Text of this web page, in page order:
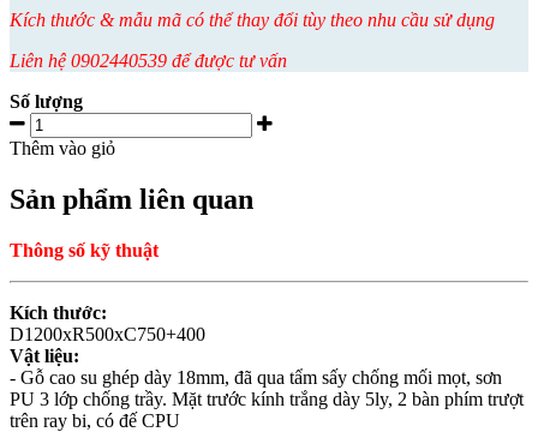
Kích thước & mẫu mã có thể thay đổi tùy theo nhu cầu sử dụng
Liên hệ 0902440539 để được tư vấn
Số lượng
Thêm vào giỏ
Sản phẩm liên quan
Thông số kỹ thuật
Kích thước:
D1200xR500xC750+400
Vật liệu:
- Gỗ cao su ghép dày 18mm, đã qua tẩm sấy chống mối mọt, sơn
PU 3 lớp chống trầy. Mặt trước kính trắng dày 5ly, 2 bàn phím trượt
trên ray bi, có đế CPU